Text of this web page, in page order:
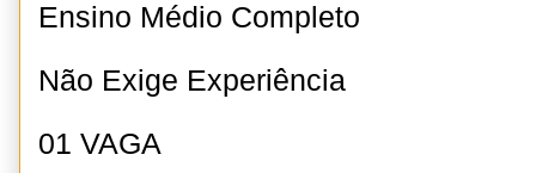
Ensino Médio Completo
Não Exige Experiência
01 VAGA